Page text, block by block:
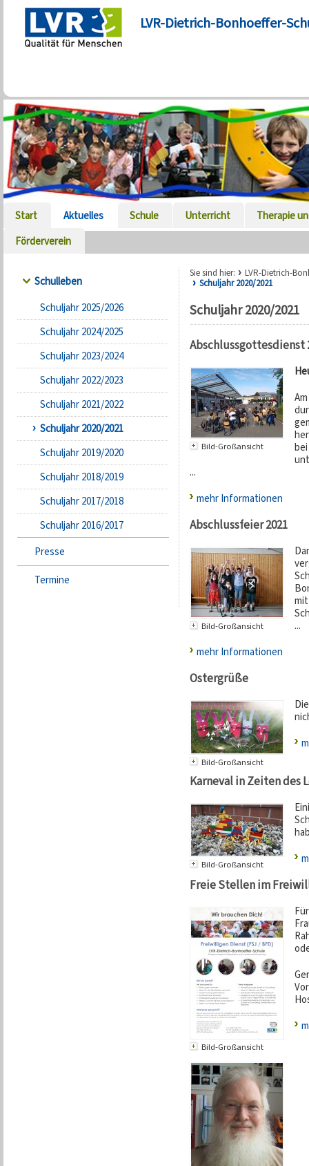
LVR-Dietrich-Bonhoeffer-
Start Aktuelles Schule Unterricht
Therapie
Förderverein
Schulleben
Schuljahr 2025/2026
Schuljahr 2024/2025
Schuljahr 2023/2024
Schuljahr 2022/2023
Schuljahr 2021/2022
Schuljahr 2020/2021
Schuljahr 2019/2020
Schuljahr 2018/2019
Schuljahr 2017/2018
Schuljahr 2016/2017
Presse
Termine
Sie sind hier:
LVR-Dietrich-
Schuljahr 2020/2021
Schuljahr 2020/2021
Abschlussgottesdienst
Bild-Großansicht
...
mehr Informationen
Abschlussfeier 2021
Bild-Großansicht
...
mehr Informationen
Ostergrüße
Bild-Großansicht
Karneval in Zeiten des
Bild-Großansicht
Freie Stellen im
Bild-Großansicht